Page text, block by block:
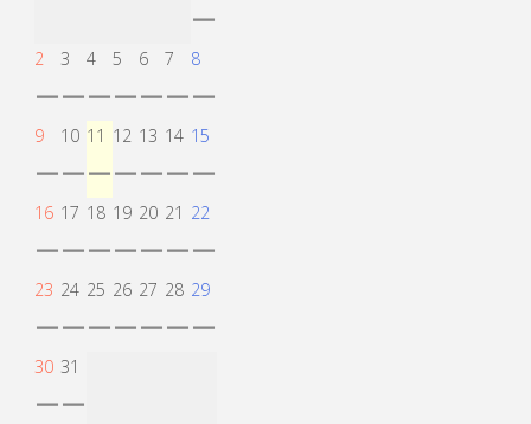
ー
2
ー
3
ー
4
ー
5
ー
6
ー
7
ー
8
ー
9
ー
10
ー
11
ー
12
ー
13
ー
14
ー
15
ー
16
ー
17
ー
18
ー
19
ー
20
ー
21
ー
22
ー
23
ー
24
ー
25
ー
26
ー
27
ー
28
ー
29
ー
30
ー
31
ー